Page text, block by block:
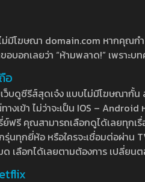
ม่มีโฆษณา domain.com หากคุณก
อบอกเลยว่า “ห้ามพลาด!” เพราะ
อ
ว็บดูซีรีส์สุดเจ๋ง แบบไม่มีโฆษณากั้
งเข้า ไม่ว่าจะเป็น IOS –
ฟรี คุณสามารถเลือกดูได้เลยทุกเ
นทุกยี่ห้อ หรือใครจะเชื่อมต่อผ่าน
เลือกได้เลยตามต้องการ เปลี่ยน